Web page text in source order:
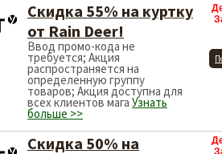
Скидка 55% на куртку
от Rain Deer!
Ввод промо-кода не
требуется; Акция
распространяется на
определенную группу
товаров; Акция доступна для
всех клиентов мага Узнать
больше >>
Скидка 50% на